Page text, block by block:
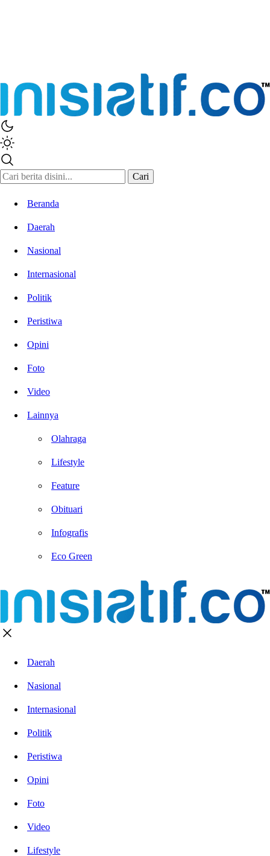
Cari
Beranda
Daerah
Nasional
Internasional
Politik
Peristiwa
Opini
Foto
Video
Lainnya
Olahraga
Lifestyle
Feature
Obituari
Infografis
Eco Green
Daerah
Nasional
Internasional
Politik
Peristiwa
Opini
Foto
Video
Lifestyle